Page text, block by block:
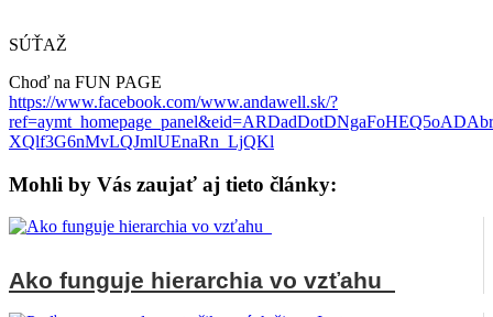
SÚŤAŽ
Choď na FUN PAGE
https://www.facebook.com/www.andawell.sk/?
XQlf3G6nMvLQJmlUEnaRn_LjQKl
Mohli by Vás zaujať aj tieto články:
Ako funguje hierarchia vo vzťahu